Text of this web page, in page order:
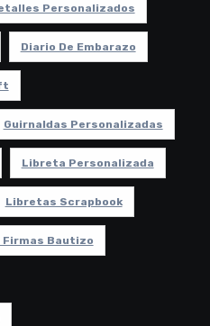
Personalizados
Diario De Embarazo
Guirnaldas Personalizadas
Libreta Personalizada
Libretas Scrapbook
Firmas Bautizo